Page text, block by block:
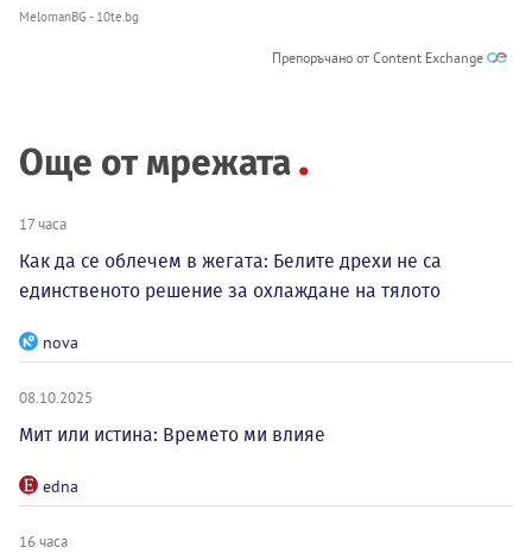
MelomanBG - 10te.bg
Препоръчано от Content Exchange
Още от мрежата
17 часа
Как да се облечем в жегата: Белите дрехи не са
единственото решение за охлаждане на тялото
nova
08.10.2025
Мит или истина: Времето ми влияе
edna
16 часа